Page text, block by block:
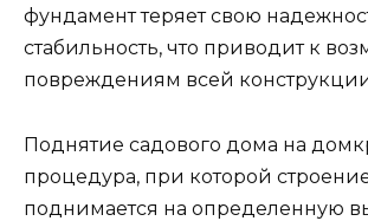
фундамент теряет свою
стабильность, что приводит к
повреждениям всей
Поднятие садового дома на
процедура, при которой
поднимается на определенную